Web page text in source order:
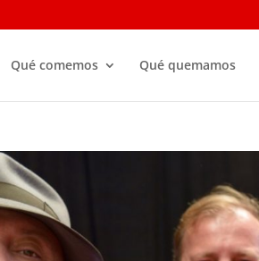
Qué comemos Qué quemamos